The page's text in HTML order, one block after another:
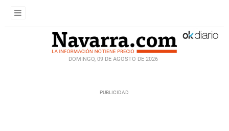
DOMINGO, 09 DE AGOSTO DE 2026